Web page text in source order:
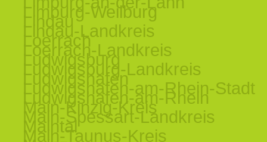
Limburg-Weilburg
Lindau
Lindau-Landkreis
Loerrach
Loerrach-Landkreis
Ludwigsburg
Ludwigsburg-Landkreis
Ludwigshafen
Ludwigshafen-am-Rhein-Stadt
Ludwigshafen-am-Rhein
Main-Kinzig-Kreis
Main-Spessart-Landkreis
Maintal
Main-Taunus-Kreis